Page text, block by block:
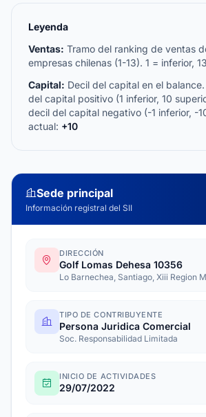
Leyenda
Ventas: Tramo del ranking de ventas
empresas chilenas (1-13). 1 = inferior,
Capital: Decil del capital en el
del capital positivo (1 inferior, 10
decil del capital negativo (-1 inferior, -
actual: +10
Sede principal
Información registral del SII
DIRECCIÓN
Golf Lomas Dehesa 10356
Lo Barnechea, Santiago, Xiii Region
TIPO DE CONTRIBUYENTE
Persona Juridica Comercial
Soc. Responsabilidad Limitada
INICIO DE ACTIVIDADES
29/07/2022